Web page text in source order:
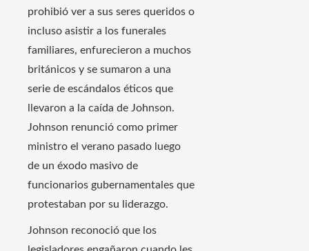
prohibió ver a sus seres queridos o
incluso asistir a los funerales
familiares, enfurecieron a muchos
británicos y se sumaron a una
serie de escándalos éticos que
llevaron a la caída de Johnson.
Johnson renunció como primer
ministro el verano pasado luego
de un éxodo masivo de
funcionarios gubernamentales que
protestaban por su liderazgo.
Johnson reconoció que los